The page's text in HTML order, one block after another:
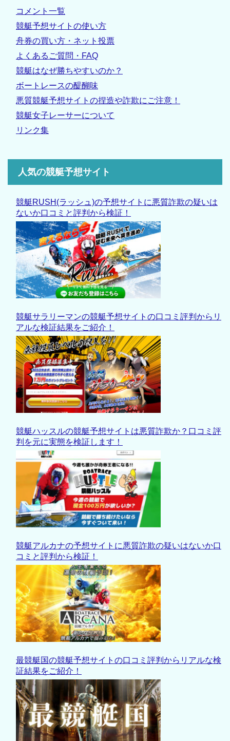
コメント一覧
競艇予想サイトの使い方
舟券の買い方・ネット投票
よくあるご質問・FAQ
競艇はなぜ勝ちやすいのか？
ボートレースの醍醐味
悪質競艇予想サイトの捏造や詐欺にご注意！
競艇女子レーサーについて
リンク集
人気の競艇予想サイト
競艇RUSH(ラッシュ)の予想サイトに悪質詐欺の疑いは
ないか口コミと評判から検証！
競艇サラリーマンの競艇予想サイトの口コミ評判からリ
アルな検証結果をご紹介！
競艇ハッスルの競艇予想サイトは悪質詐欺か？口コミ評
判を元に実態を検証します！
競艇アルカナの予想サイトに悪質詐欺の疑いはないか口
コミと評判から検証！
最競艇国の競艇予想サイトの口コミ評判からリアルな検
証結果をご紹介！